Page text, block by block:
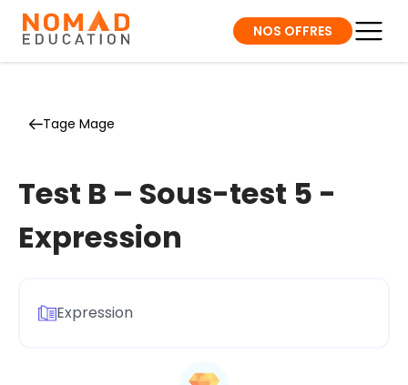
NOS OFFRES
Tage Mage
Test B – Sous-test 5 -
Expression
Expression